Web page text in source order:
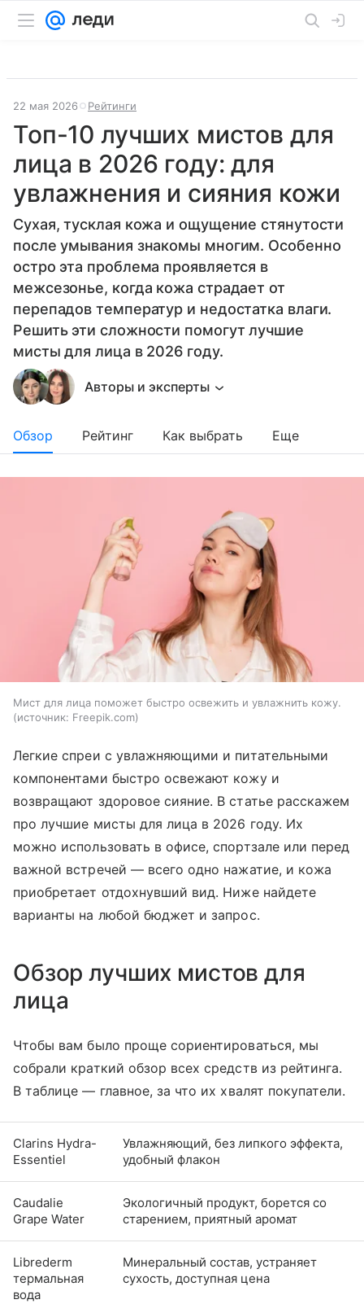
22 мая 2026 Рейтинги
Топ-10 лучших мистов для
лица в 2026 году: для
увлажнения и сияния кожи
Сухая, тусклая кожа и ощущение стянутости
после умывания знакомы многим. Особенно
остро эта проблема проявляется в
межсезонье, когда кожа страдает от
перепадов температур и недостатка влаги.
Решить эти сложности помогут лучшие
мисты для лица в 2026 году.
Авторы и эксперты
Обзор Рейтинг Как выбрать Еще
Мист для лица поможет быстро освежить и увлажнить кожу.
источник: Freepik.com
Легкие спреи с увлажняющими и питательными
компонентами быстро освежают кожу и
возвращают здоровое сияние. В статье расскажем
про лучшие мисты для лица в 2026 году. Их
можно использовать в офисе, спортзале или перед
важной встречей — всего одно нажатие, и кожа
приобретает отдохнувший вид. Ниже найдете
варианты на любой бюджет и запрос.
Обзор лучших мистов для
лица
Чтобы вам было проще сориентироваться, мы
собрали краткий обзор всех средств из рейтинга.
В таблице — главное, за что их хвалят покупатели.
Clarins Hydra-
Essentiel
Увлажняющий, без липкого эффекта,
удобный флакон
Caudalie
Grape Water
Экологичный продукт, борется со
старением, приятный аромат
Librederm
термальная
вода
Минеральный состав, устраняет
сухость, доступная цена